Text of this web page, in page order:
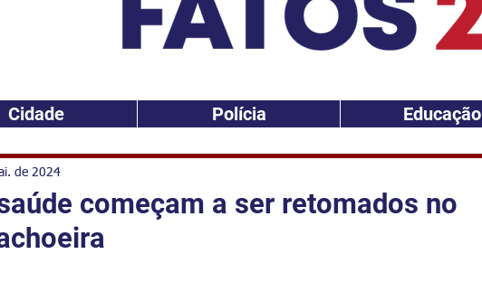
Cidade Polícia Educação
começam a ser retomados no
de 2024